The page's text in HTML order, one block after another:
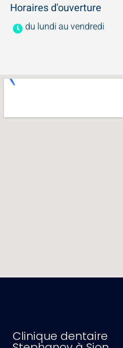
Horaires d'ouverture
du lundi au vendredi
Clinique dentaire